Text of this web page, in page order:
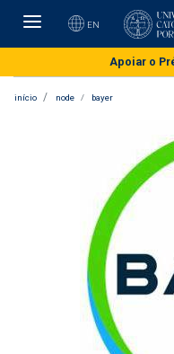
EN
Apoiar o
início node bayer